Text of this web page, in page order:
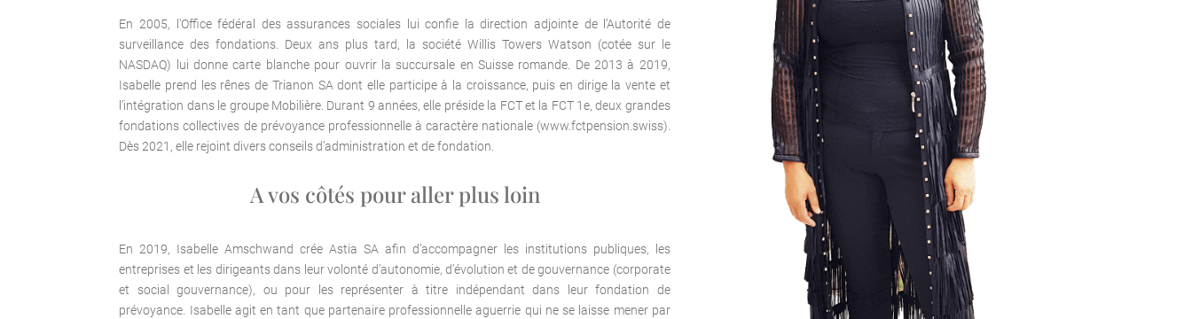
En 2005, l’Office fédéral des assurances sociales lui confie la direction adjointe de l’Autorité de
surveillance des fondations. Deux ans plus tard, la société Willis Towers Watson (cotée sur le
NASDAQ) lui donne carte blanche pour ouvrir la succursale en Suisse romande. De 2013 à 2019,
Isabelle prend les rênes de Trianon SA dont elle participe à la croissance, puis en dirige la vente et
l’intégration dans le groupe Mobilière. Durant 9 années, elle préside la FCT et la FCT 1e, deux grandes
fondations collectives de prévoyance professionnelle à caractère nationale (www.fctpension.swiss).
Dès 2021, elle rejoint divers conseils d’administration et de fondation.
A vos côtés pour aller plus loin
En 2019, Isabelle Amschwand crée Astia SA afin d’accompagner les institutions publiques, les
entreprises et les dirigeants dans leur volonté d’autonomie, d’évolution et de gouvernance (corporate
et social gouvernance), ou pour les représenter à titre indépendant dans leur fondation de
prévoyance. Isabelle agit en tant que partenaire professionnelle aguerrie qui ne se laisse mener par